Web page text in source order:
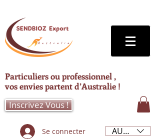
Particuliers ou professionnel ,
vos envies partent d’Australie !
Inscrivez Vous !
Se connecter AUD (AU$)